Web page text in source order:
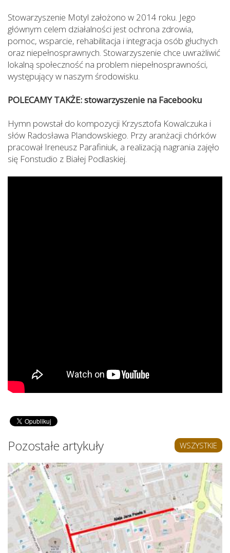
Stowarzyszenie Motyl założono w 2014 roku. Jego
głównym celem działalności jest ochrona zdrowia,
pomoc, wsparcie, rehabilitacja i integracja osób głuchych
oraz niepełnosprawnych. Stowarzyszenie chce uwrażliwić
lokalną społeczność na problem niepełnosprawności,
występujący w naszym środowisku.
POLECAMY TAKŻE: stowarzyszenie na Facebooku
Hymn powstał do kompozycji Krzysztofa Kowalczuka i
słów Radosława Plandowskiego. Przy aranżacji chórków
pracował Ireneusz Parafiniuk, a realizacją nagrania zajęło
się Fonstudio z Białej Podlaskiej.
Pozostałe artykuły WSZYSTKIE